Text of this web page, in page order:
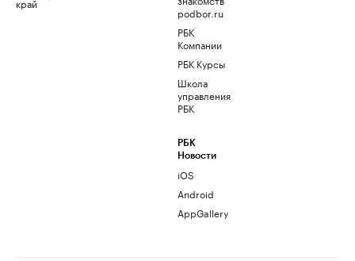
podbor.ru
РБК
Компании
РБК Курсы
Школа
управления
РБК
РБК
Новости
iOS
Android
AppGallery